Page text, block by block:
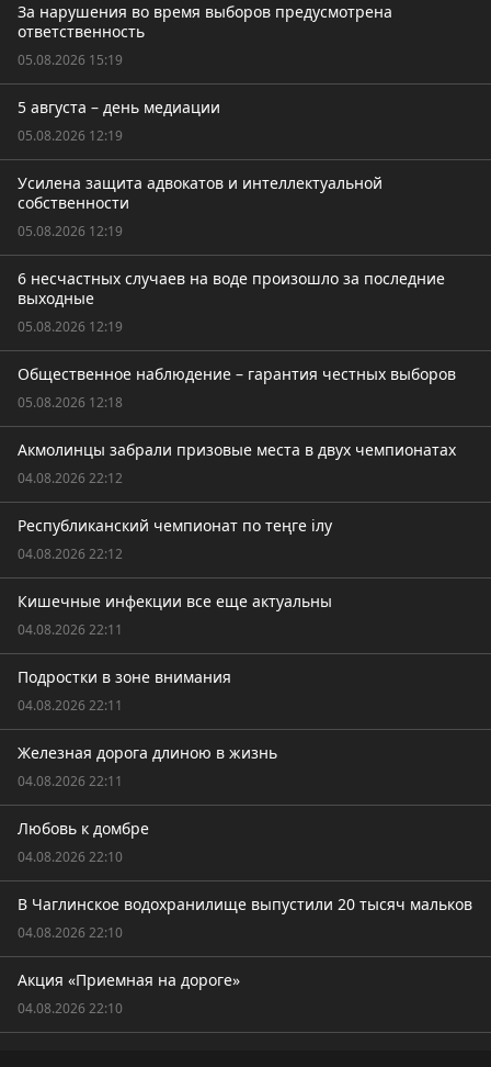
За нарушения во время выборов предусмотрена
ответственность
05.08.2026 15:19
5 августа – день медиации
05.08.2026 12:19
Усилена защита адвокатов и интеллектуальной
собственности
05.08.2026 12:19
6 несчастных случаев на воде произошло за последние
выходные
05.08.2026 12:19
Общественное наблюдение – гарантия честных выборов
05.08.2026 12:18
Акмолинцы забрали призовые места в двух чемпионатах
04.08.2026 22:12
Республиканский чемпионат по теңге ілу
04.08.2026 22:12
Кишечные инфекции все еще актуальны
04.08.2026 22:11
Подростки в зоне внимания
04.08.2026 22:11
Железная дорога длиною в жизнь
04.08.2026 22:11
Любовь к домбре
04.08.2026 22:10
В Чаглинское водохранилище выпустили 20 тысяч мальков
04.08.2026 22:10
Акция «Приемная на дороге»
04.08.2026 22:10